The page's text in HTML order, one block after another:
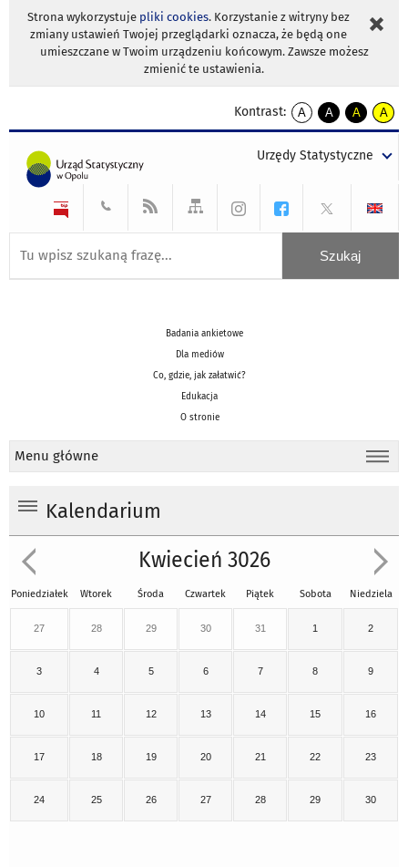
Strona wykorzystuje pliki cookies. Korzystanie z witryny bez
zmiany ustawień Twojej przeglądarki oznacza, że będą one
umieszczane w Twoim urządzeniu końcowym. Zawsze możesz
zmienić te ustawienia.
Kontrast:
A
kontrast
A
kontrast
tekst
czarnym
A
kontrast
tekst
czarnym
A
tekst
żółtym
Urzędy Statystyczne
Badania ankietowe
Dla mediów
Co, gdzie, jak załatwić?
Edukacja
O stronie
Menu główne
Kalendarium
Kwiecień 3026
Poniedziałek Wtorek Środa Czwartek Piątek Sobota Niedziela
27 28 29 30 31 1 2
3 4 5 6 7 8 9
10 11 12 13 14 15 16
17 18 19 20 21 22 23
24 25 26 27 28 29 30